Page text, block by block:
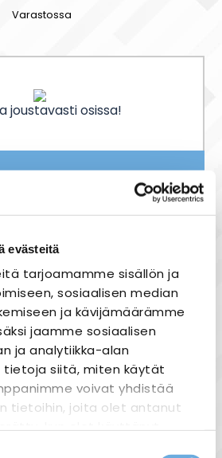
evästeitä
tarjoamamme sisällön ja
sosiaalisen median
ja kävijämäärämme
jaamme sosiaalisen
ja analytiikka-alan
tietoja siitä, miten käytät
voivat yhdistää
tietoihin, joita olet antanut
kun olet käyttänyt
Varastossa
joustavasti osissa!
varastosta
- työmaakeskus käyttöön
schuko-pistorasioita.
schuko-
CEE-